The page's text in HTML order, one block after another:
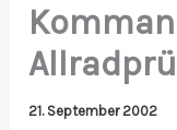
21. September 2002